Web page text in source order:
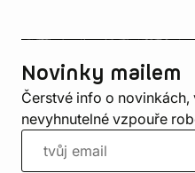
Novinky mailem
Čerstvé info o
nevyhnutelné vzpouře